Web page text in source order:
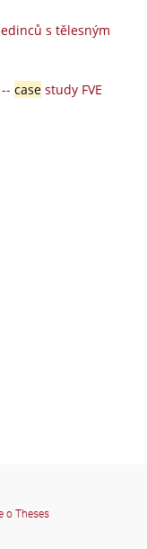
s tělesným
casestudy FVE
o Theses